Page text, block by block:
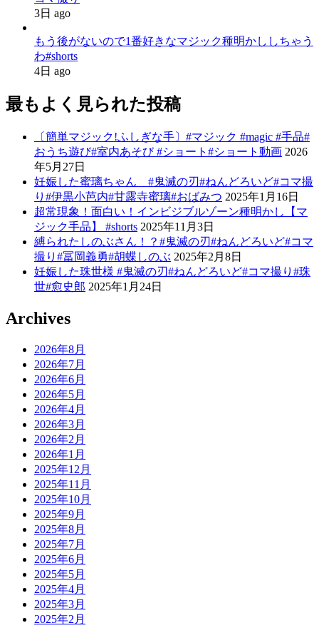
3日 ago
もう後がないので1番好きなマジック種明かししちゃう
わ#shorts
4日 ago
最もよく見られた投稿
〔簡単マジック!ふしぎな手〕#マジック #magic #手品#
おうち遊び#室内あそび #ショート#ショート動画 2026
年5月27日
妊娠した蜜璃ちゃん #鬼滅の刃#ねんどろいど#コマ撮
り#伊黒小芭内#甘露寺蜜璃#おばみつ 2025年1月16日
超常現象！面白い！インビジブルゾーン種明かし【マ
ジック手品】 #shorts 2025年11月3日
縛られたしのぶさん！？#鬼滅の刃#ねんどろいど#コマ
撮り#冨岡義勇#胡蝶しのぶ 2025年2月8日
妊娠した珠世様 #鬼滅の刃#ねんどろいど#コマ撮り#珠
世#愈史郎 2025年1月24日
Archives
2026年8月
2026年7月
2026年6月
2026年5月
2026年4月
2026年3月
2026年2月
2026年1月
2025年12月
2025年11月
2025年10月
2025年9月
2025年8月
2025年7月
2025年6月
2025年5月
2025年4月
2025年3月
2025年2月